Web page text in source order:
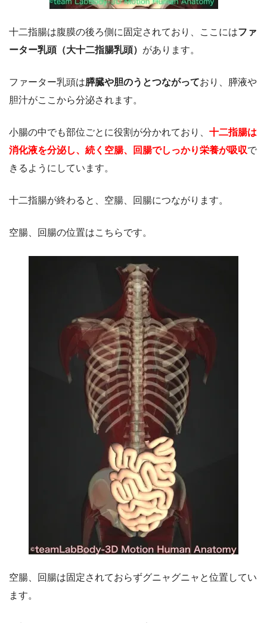
十二指腸は腹膜の後ろ側に固定されており、ここにはファ
ーター乳頭（大十二指腸乳頭） があります。
ファーター乳頭は膵臓や胆のうとつながっており、膵液や
胆汁がここから分泌されます。
小腸の中でも部位ごとに役割が分かれており、 十二指腸は
消化液を分泌し、続く空腸、回腸でしっかり栄養が吸収で
きるようにしています。
十二指腸が終わると、空腸、回腸につながります。
空腸、回腸の位置はこちらです。
空腸、回腸は固定されておらずグニャグニャと位置してい
ます。